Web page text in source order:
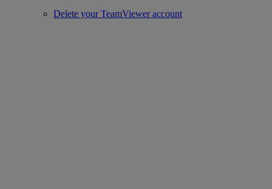
Delete your TeamViewer account